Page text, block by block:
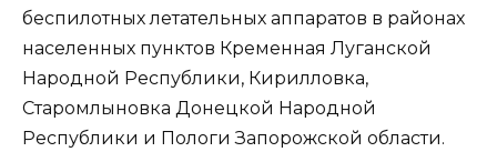
беспилотных летательных аппаратов в районах
населенных пунктов Кременная Луганской
Народной Республики, Кирилловка,
Старомлыновка Донецкой Народной
Республики и Пологи Запорожской области.